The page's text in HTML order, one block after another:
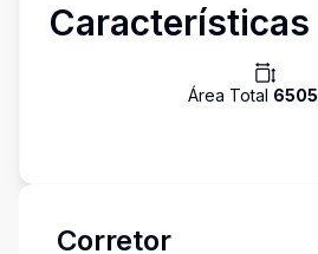
Características
Área Total 6505
Corretor